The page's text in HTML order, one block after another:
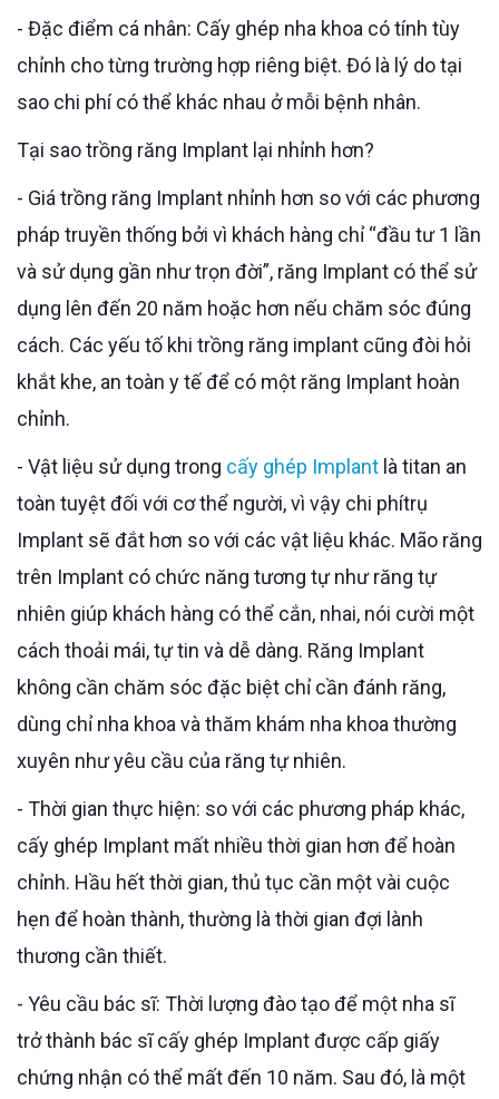
- Đặc điểm cá nhân: Cấy ghép nha khoa có tính tùy
chỉnh cho từng trường hợp riêng biệt. Đó là lý do tại
sao chi phí có thể khác nhau ở mỗi bệnh nhân.
Tại sao trồng răng Implant lại nhỉnh hơn?
- Giá trồng răng Implant nhỉnh hơn so với các phương
pháp truyền thống bởi vì khách hàng chỉ “đầu tư 1 lần
và sử dụng gần như trọn đời”, răng Implant có thể sử
dụng lên đến 20 năm hoặc hơn nếu chăm sóc đúng
cách. Các yếu tố khi trồng răng implant cũng đòi hỏi
khắt khe, an toàn y tế để có một răng Implant hoàn
chỉnh.
- Vật liệu sử dụng trong cấy ghép Implant là titan an
toàn tuyệt đối với cơ thể người, vì vậy chi phítrụ
Implant sẽ đắt hơn so với các vật liệu khác. Mão răng
trên Implant có chức năng tương tự như răng tự
nhiên giúp khách hàng có thể cắn, nhai, nói cười một
cách thoải mái, tự tin và dễ dàng. Răng Implant
không cần chăm sóc đặc biệt chỉ cần đánh răng,
dùng chỉ nha khoa và thăm khám nha khoa thường
xuyên như yêu cầu của răng tự nhiên.
- Thời gian thực hiện: so với các phương pháp khác,
cấy ghép Implant mất nhiều thời gian hơn để hoàn
chỉnh. Hầu hết thời gian, thủ tục cần một vài cuộc
hẹn để hoàn thành, thường là thời gian đợi lành
thương cần thiết.
- Yêu cầu bác sĩ: Thời lượng đào tạo để một nha sĩ
trở thành bác sĩ cấy ghép Implant được cấp giấy
chứng nhận có thể mất đến 10 năm. Sau đó, là một